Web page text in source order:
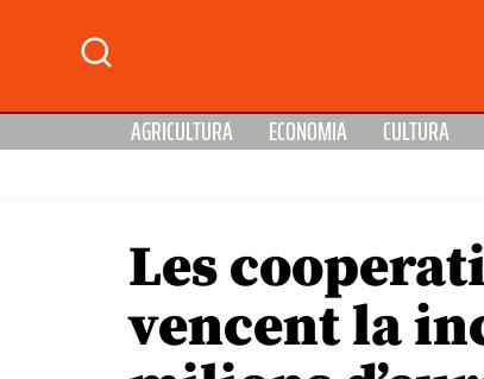
AGRICULTURA ECONOMIA CULTURA
Les
vencent la